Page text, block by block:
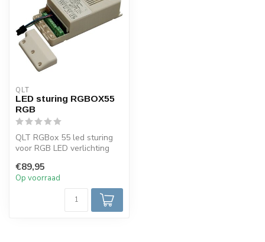
QLT
LED sturing RGBOX55
RGB
QLT RGBox 55 led sturing
voor RGB LED verlichting
Deze d...
€89,95
Op voorraad